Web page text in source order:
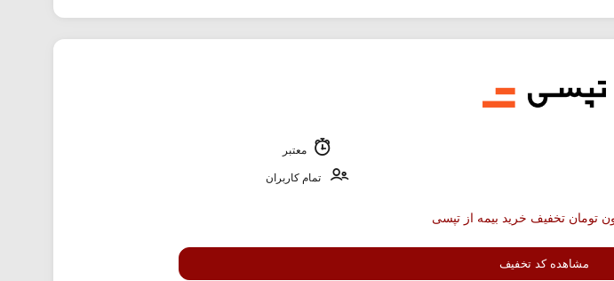
معتبر
تمام کاربران
مشاهده کد تخفیف